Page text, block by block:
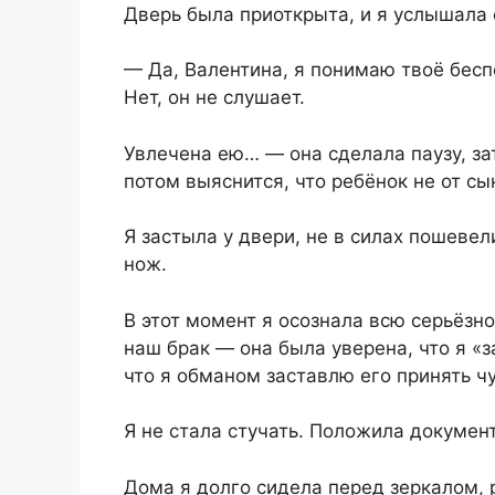
Дверь была приоткрыта, и я услышала
— Да, Валентина, я понимаю твоё
Нет, он не слушает.
Увлечена ею… — она сделала паузу,
потом выяснится, что ребёнок не от
Я застыла у двери, не в силах
нож.
В этот момент я осознала всю
наш брак — она была уверена, что я
что я обманом заставлю его принять
Я не стала стучать. Положила
Дома я долго сидела перед